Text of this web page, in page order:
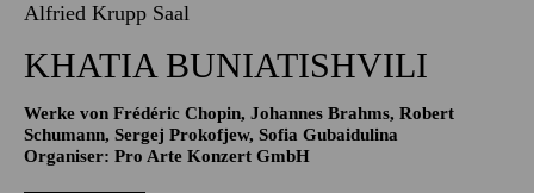
Alfried Krupp Saal
KHATIA BUNIATISHVILI
Werke von Frédéric Chopin, Johannes Brahms, Robert
Schumann, Sergej Prokofjew, Sofia Gubaidulina
Organiser: Pro Arte Konzert GmbH